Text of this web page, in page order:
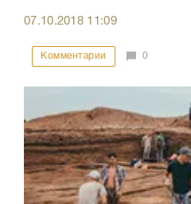
07.10.2018 11:09
Комментарии 0